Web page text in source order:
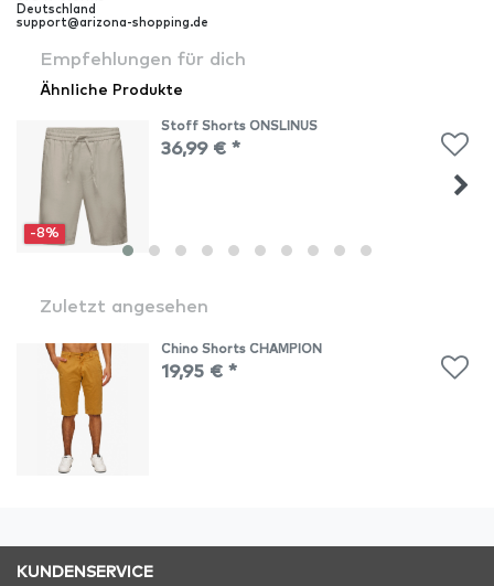
Deutschland
support@arizona-shopping.de
Empfehlungen für dich
Ähnliche Produkte
-8%
Stoff Shorts ONSLINUS
36,99 € *
Zuletzt angesehen
Chino Shorts CHAMPION
19,95 € *
KUNDENSERVICE